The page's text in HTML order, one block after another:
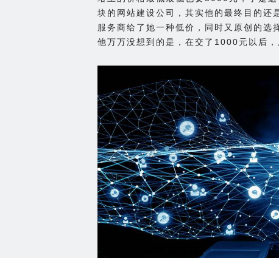
块的网站建设公司，其实他的最终目的还
服务商给了她一种低价，同时又原创的选
他万万没想到的是，在交了1000元以后，